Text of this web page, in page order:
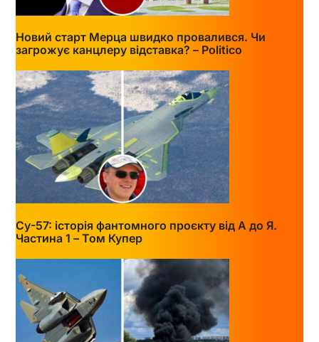
Новий старт Мерца швидко провалився. Чи
загрожує канцлеру відставка? – Politico
Су-57: історія фантомного проєкту від А до Я.
Частина 1 – Том Купер